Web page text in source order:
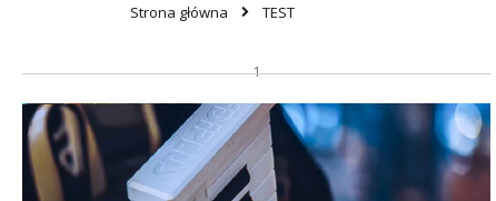
Strona główna TEST
1